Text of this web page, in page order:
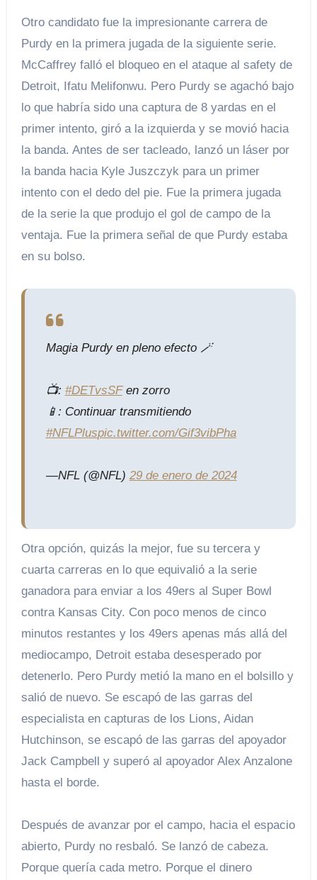
Otro candidato fue la impresionante carrera de
Purdy en la primera jugada de la siguiente serie.
McCaffrey falló el bloqueo en el ataque al safety de
Detroit, Ifatu Melifonwu. Pero Purdy se agachó bajo
lo que habría sido una captura de 8 yardas en el
primer intento, giró a la izquierda y se movió hacia
la banda. Antes de ser tacleado, lanzó un láser por
la banda hacia Kyle Juszczyk para un primer
intento con el dedo del pie. Fue la primera jugada
de la serie la que produjo el gol de campo de la
ventaja. Fue la primera señal de que Purdy estaba
en su bolso.
Magia Purdy en pleno efecto 🪄
📺: #DETvsSFen zorro
📱: Continuar transmitiendo
#NFLPluspic.twitter.com/Gif3vibPha
—NFL (@NFL) 29 de enero de 2024
Otra opción, quizás la mejor, fue su tercera y
cuarta carreras en lo que equivalió a la serie
ganadora para enviar a los 49ers al Super Bowl
contra Kansas City. Con poco menos de cinco
minutos restantes y los 49ers apenas más allá del
mediocampo, Detroit estaba desesperado por
detenerlo. Pero Purdy metió la mano en el bolsillo y
salió de nuevo. Se escapó de las garras del
especialista en capturas de los Lions, Aidan
Hutchinson, se escapó de las garras del apoyador
Jack Campbell y superó al apoyador Alex Anzalone
hasta el borde.
Después de avanzar por el campo, hacia el espacio
abierto, Purdy no resbaló. Se lanzó de cabeza.
Porque quería cada metro. Porque el dinero